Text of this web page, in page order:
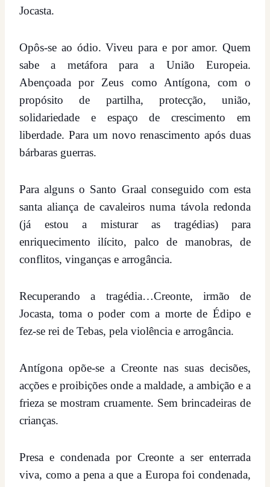
Jocasta.
Opôs-se ao ódio. Viveu para e por amor. Quem
sabe a metáfora para a União Europeia.
Abençoada por Zeus como Antígona, com o
propósito de partilha, protecção, união,
solidariedade e espaço de crescimento em
liberdade. Para um novo renascimento após duas
bárbaras guerras.
Para alguns o Santo Graal conseguido com esta
santa aliança de cavaleiros numa távola redonda
(já estou a misturar as tragédias) para
enriquecimento ilícito, palco de manobras, de
conflitos, vinganças e arrogância.
Recuperando a tragédia…Creonte, irmão de
Jocasta, toma o poder com a morte de Édipo e
fez-se rei de Tebas, pela violência e arrogância.
Antígona opõe-se a Creonte nas suas decisões,
acções e proibições onde a maldade, a ambição e a
frieza se mostram cruamente. Sem brincadeiras de
crianças.
Presa e condenada por Creonte a ser enterrada
viva, como a pena a que a Europa foi condenada,